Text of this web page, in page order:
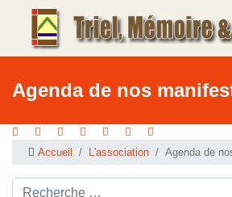
Agenda de nos
Accueil L'association Agenda de
Rechercher ...